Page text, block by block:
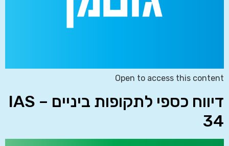
Open to access this content
דיווח כספי לתקופות ביניים – IAS
34